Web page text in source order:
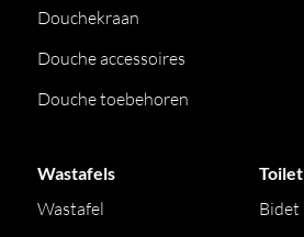
Douchekraan
Douche accessoires
Douche toebehoren
Wastafels
Wastafel
Toilet
Bidet